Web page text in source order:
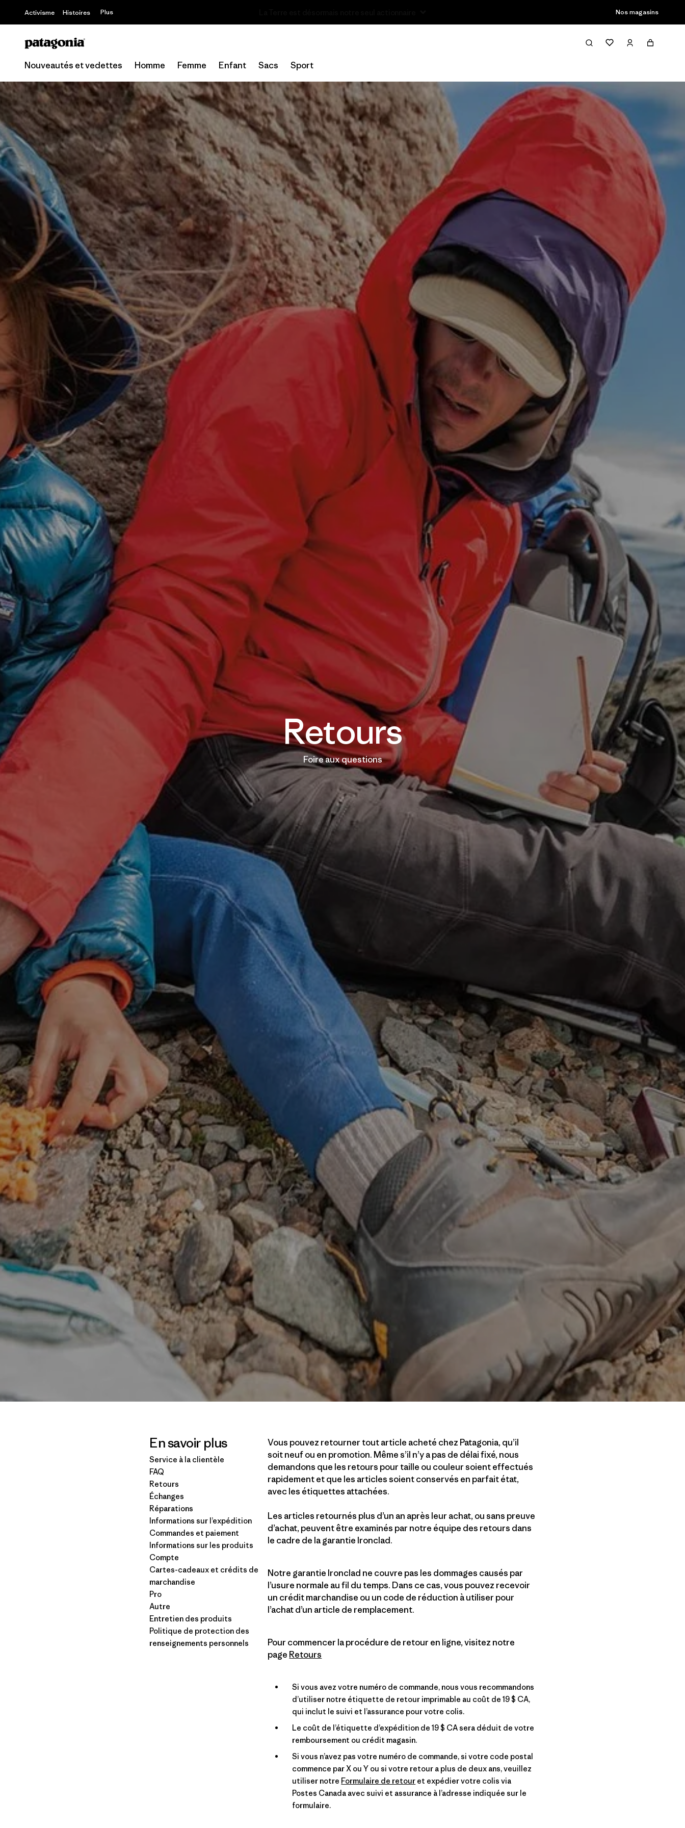
Activisme Histoires Plus Nos magasins
Nouveautés et vedettes Homme Femme Enfant Sacs Sport
Retours
Foire aux questions
En savoir plus
Service à la clientèle
FAQ
Retours
Échanges
Réparations
Informations sur l’expédition
Commandes et paiement
Informations sur les produits
Compte
Cartes-cadeaux et crédits de
marchandise
Pro
Autre
Entretien des produits
Politique de protection des
renseignements personnels
Vous pouvez retourner tout article acheté chez Patagonia, qu’il
soit neuf ou en promotion. Même s’il n’y a pas de délai fixé, nous
demandons que les retours pour taille ou couleur soient effectués
rapidement et que les articles soient conservés en parfait état,
avec les étiquettes attachées.
Les articles retournés plus d’un an après leur achat, ou sans preuve
d’achat, peuvent être examinés par notre équipe des retours dans
le cadre de la garantie Ironclad.
Notre garantie Ironclad ne couvre pas les dommages causés par
l’usure normale au fil du temps. Dans ce cas, vous pouvez recevoir
un crédit marchandise ou un code de réduction à utiliser pour
l’achat d’un article de remplacement.
Pour commencer la procédure de retour en ligne, visitez notre
page Retours
Si vous avez votre numéro de commande, nous vous recommandons
d’utiliser notre étiquette de retour imprimable au coût de 19 $ CA,
qui inclut le suivi et l’assurance pour votre colis.
Le coût de l’étiquette d’expédition de 19 $ CA sera déduit de votre
remboursement ou crédit magasin.
Si vous n’avez pas votre numéro de commande, si votre code postal
commence par X ou Y ou si votre retour a plus de deux ans, veuillez
utiliser notre Formulaire de retour et expédier votre colis via
Postes Canada avec suivi et assurance à l’adresse indiquée sur le
formulaire.